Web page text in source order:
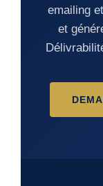
emailing
et